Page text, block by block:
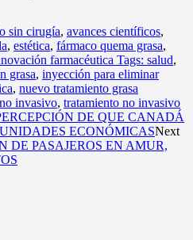
sin cirugía, avances científicos,
, estética, fármaco quema grasa,
farmacéutica Tags: salud,
grasa, inyección para eliminar
, nuevo tratamiento grasa
invasivo, tratamiento no invasivo
DE QUE CANADÁ
ECONÓMICASNext
DE PASAJEROS EN AMUR,